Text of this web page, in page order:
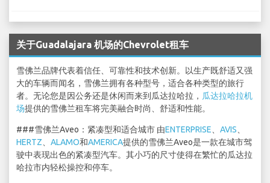
关于Guadalajara 机场的Chevrolet租车
雪佛兰品牌代表着信任、可靠性和技术创新。以生产既舒适又强
大的车辆而闻名，雪佛兰拥有各种型号，适合各种类型的旅行
者。无论您是因公务还是休闲而来到瓜达拉哈拉， 瓜达拉哈拉机
场提供的雪佛兰租车将完美融合时尚、舒适和性能。
###雪佛兰Aveo：紧凑型和适合城市 由ENTERPRISE AVIS
HERTZ
ALAMO和AMERICA提供的雪佛兰Aveo是一款在城市驾
驶中表现出色的紧凑型汽车。其小巧的尺寸使得在繁忙的瓜达拉
哈拉市内轻松操控和停车。